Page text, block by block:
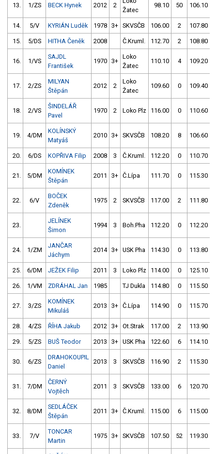
13. 1/ZS BECK Hynek 2012 2
Žatec
98.10 50 106.10
14. 5/V KYRIÁN Luděk 1978 3+ SKVSČB 106.00 2 107.80
15. 5/DS HITHA Čeněk 2008 Č.Kruml. 112.70 2 108.80
16. 1/VS
SAJDL
František
1970 3+
Loko
Žatec
110.10 4 109.20
17. 2/ZS
MILYAN
Štěpán
2012 2
Loko
Žatec
109.60 0 109.40
18. 2/VS
ŠINDELÁŘ
Pavel
1970 2 Loko Plz 116.00 0 110.60
19. 4/DM
KOLÍNSKÝ
Matyáš
2010 3+ SKVSČB 108.20 8 106.60
20. 6/DS KOPŘIVA Filip 2008 3 Č.Kruml. 112.20 0 110.70
21. 5/DM
KOMÍNEK
Štěpán
2011 3+ Č.Lípa 111.70 0 115.30
22. 6/V
BOČEK
Zdeněk
1975 2 SKVSČB 117.00 2 111.80
23.
JELÍNEK
Šimon
1994 3 Boh.Pha 112.20 0 112.20
24. 1/ZM
JANČAR
Jáchym
2014 3+ USK Pha 114.30 0 113.80
25. 6/DM JEŽEK Filip 2011 3 Loko Plz 114.00 0 125.10
26. 1/VM ZDRÁHAL Jan 1985 TJ Dukla 114.80 0 115.50
27. 3/ZS
KOMÍNEK
Mikuláš
2013 3+ Č.Lípa 114.90 0 115.70
28. 4/ZS ŘÍHA Jakub 2012 3+ Ot.Strak 117.00 2 113.90
29. 5/ZS BUŠ Teodor 2013 3+ USK Pha 122.60 6 114.10
30. 6/ZS
DRAHOKOUPIL
Daniel
2013 3 SKVSČB 116.90 2 115.30
31. 7/DM
ČERNÝ
Vojtěch
2011 3 SKVSČB 133.00 6 120.70
32. 8/DM
SEDLÁČEK
Štěpán
2011 3+ Č.Kruml. 115.00 6 115.00
33. 7/V
TONCAR
Martin
1975 3+ SKVSČB 107.50 52 119.30